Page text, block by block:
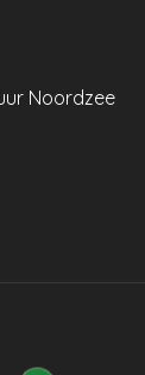
Noordzee